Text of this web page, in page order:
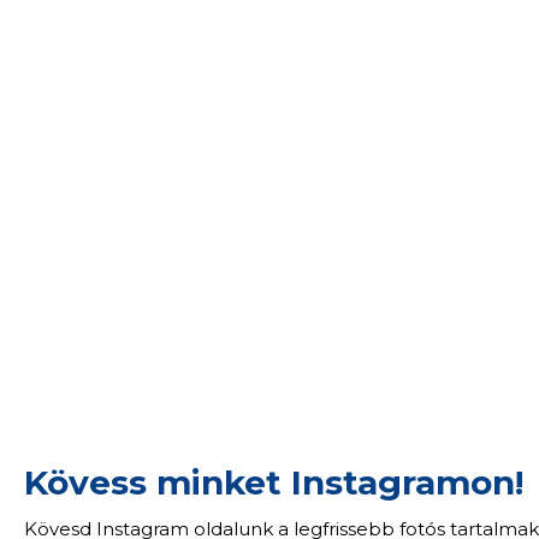
Kövess minket Instagramon!
Kövesd Instagram oldalunk a legfrissebb fotós